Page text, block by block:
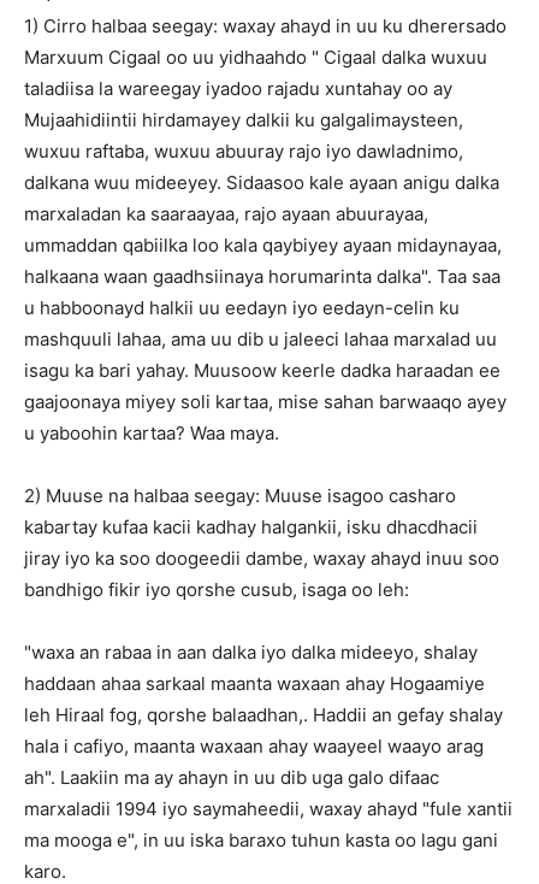
1) Cirro halbaa seegay: waxay ahayd in uu ku dherersado
Marxuum Cigaal oo uu yidhaahdo " Cigaal dalka wuxuu
taladiisa la wareegay iyadoo rajadu xuntahay oo ay
Mujaahidiintii hirdamayey dalkii ku galgalimaysteen,
wuxuu raftaba, wuxuu abuuray rajo iyo dawladnimo,
dalkana wuu mideeyey. Sidaasoo kale ayaan anigu dalka
marxaladan ka saaraayaa, rajo ayaan abuurayaa,
ummaddan qabiilka loo kala qaybiyey ayaan midaynayaa,
halkaana waan gaadhsiinaya horumarinta dalka". Taa saa
u habboonayd halkii uu eedayn iyo eedayn-celin ku
mashquuli lahaa, ama uu dib u jaleeci lahaa marxalad uu
isagu ka bari yahay. Muusoow keerle dadka haraadan ee
gaajoonaya miyey soli kartaa, mise sahan barwaaqo ayey
u yaboohin kartaa? Waa maya.
2) Muuse na halbaa seegay: Muuse isagoo casharo
kabartay kufaa kacii kadhay halgankii, isku dhacdhacii
jiray iyo ka soo doogeedii dambe, waxay ahayd inuu soo
bandhigo fikir iyo qorshe cusub, isaga oo leh:
"waxa an rabaa in aan dalka iyo dalka mideeyo, shalay
haddaan ahaa sarkaal maanta waxaan ahay Hogaamiye
leh Hiraal fog, qorshe balaadhan,. Haddii an gefay shalay
hala i cafiyo, maanta waxaan ahay waayeel waayo arag
ah". Laakiin ma ay ahayn in uu dib uga galo difaac
marxaladii 1994 iyo saymaheedii, waxay ahayd "fule xantii
ma mooga e", in uu iska baraxo tuhun kasta oo lagu gani
karo.